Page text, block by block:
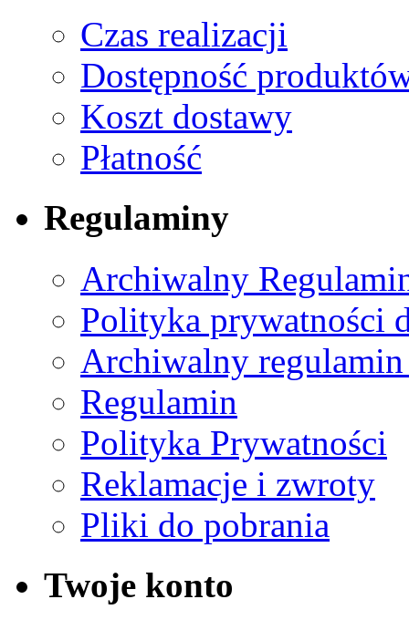
Czas realizacji
Dostępność
Koszt dostawy
Płatność
Regulaminy
Archiwalny
Polityka prywatności
Archiwalny
Regulamin
Polityka Prywatności
Reklamacje i zwroty
Pliki do pobrania
Twoje konto